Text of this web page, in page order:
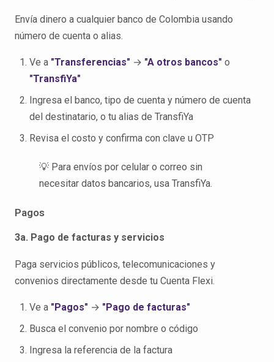
Envía dinero a cualquier banco de Colombia usando
número de cuenta o alias.
Ve a "Transferencias" → "A otros bancos" o
"TransfiYa"
Ingresa el banco, tipo de cuenta y número de cuenta
del destinatario, o tu alias de TransfiYa
Revisa el costo y confirma con clave u OTP
💡 Para envíos por celular o correo sin
necesitar datos bancarios, usa TransfiYa.
Pagos
3a. Pago de facturas y servicios
Paga servicios públicos, telecomunicaciones y
convenios directamente desde tu Cuenta Flexi.
Ve a "Pagos" → "Pago de facturas"
Busca el convenio por nombre o código
Ingresa la referencia de la factura